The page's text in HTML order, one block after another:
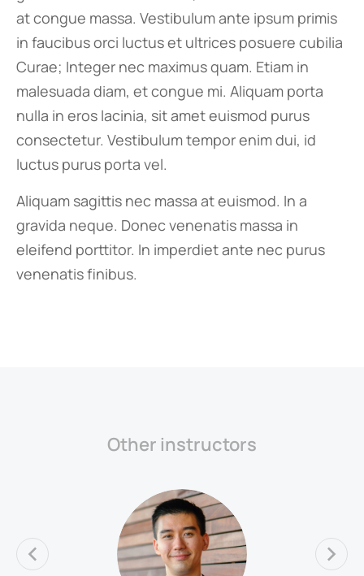
at congue massa. Vestibulum ante ipsum primis
in faucibus orci luctus et ultrices posuere cubilia
Curae; Integer nec maximus quam. Etiam in
malesuada diam, et congue mi. Aliquam porta
nulla in eros lacinia, sit amet euismod purus
consectetur. Vestibulum tempor enim dui, id
luctus purus porta vel.
Aliquam sagittis nec massa at euismod. In a
gravida neque. Donec venenatis massa in
eleifend porttitor. In imperdiet ante nec purus
venenatis finibus.
Other instructors